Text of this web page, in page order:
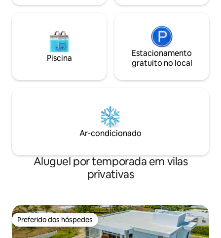
espera.
Piscina
Estacionamento
gratuito no local
Ar-condicionado
Aluguel por temporada em vilas
privativas
Preferido dos hóspedes
Preferido dos hóspedes